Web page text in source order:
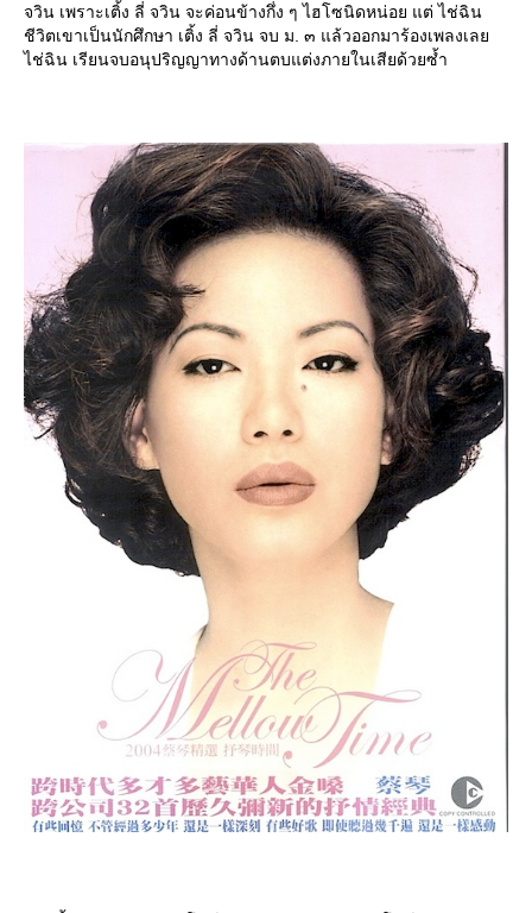
จวิน เพราะเติ้ง ลี่ จวิน จะค่อนข้างกึ่ง ๆ ไฮโซนิดหน่อย แต่ ไช่ฉิน
ชีวิตเขาเป็นนักศึกษา เติ้ง ลี่ จวิน จบ ม. ๓ แล้วออกมาร้องเพลงเล
ไช่ฉิน เรียนจบอนุปริญญาทางด้านตบแต่งภายในเสียด้วยซ้ำ